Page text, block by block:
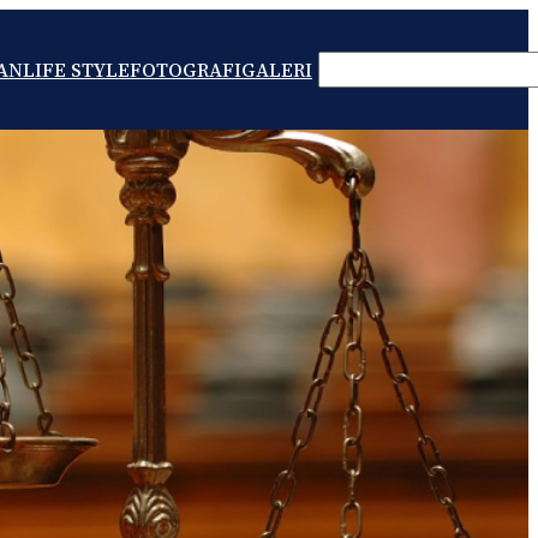
LIFE STYLEFOTOGRAFIGALERI SEARCH